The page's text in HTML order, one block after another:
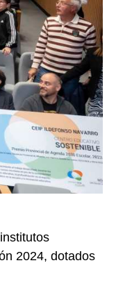
2024, dotados